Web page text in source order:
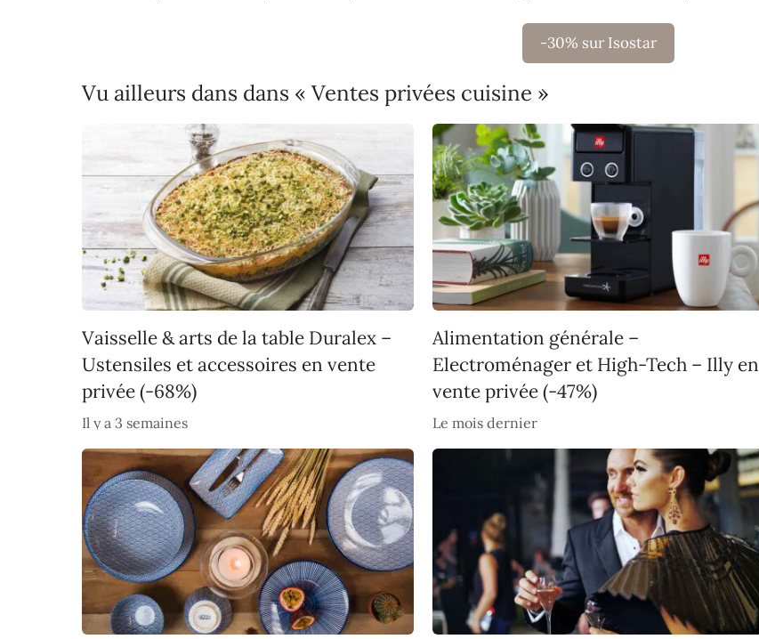
-30% sur Isostar
Vu ailleurs dans dans « Ventes privées cuisine »
Vaisselle & arts de la table Duralex –
Ustensiles et accessoires en vente
privée (-68%)
Il y a 3 semaines
Alimentation générale –
Electroménager et High-Tech – Illy en
vente privée (-47%)
Le mois dernier